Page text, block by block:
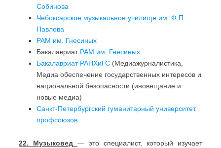
Собинова
Чебоксарское музыкальное училище им. Ф.П.
Павлова
РАМ им. Гнесиных
Бакалавриат РАМ им. Гнесиных
Бакалавриат РАНХиГС (Медиажурналистика,
Медиа обеспечение государственных интересов и
национальной безопасности (иновещание и
новые медиа)
Санкт-Петербургский гуманитарный университет
профсоюзов
22. Музыковед — это специалист, который изучает